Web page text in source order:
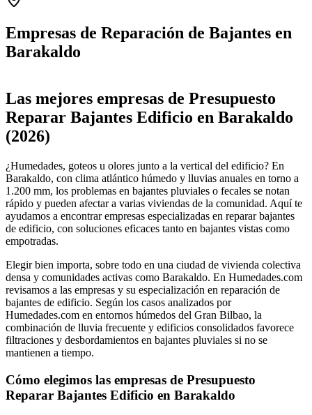
Empresas de Reparación de Bajantes en
Barakaldo
+
−
Las mejores empresas de Presupuesto
Reparar Bajantes Edificio en Barakaldo
(2026)
¿Humedades, goteos u olores junto a la vertical del edificio? En
Barakaldo, con clima atlántico húmedo y lluvias anuales en torno a
1.200 mm, los problemas en bajantes pluviales o fecales se notan
rápido y pueden afectar a varias viviendas de la comunidad. Aquí te
ayudamos a encontrar empresas especializadas en reparar bajantes
de edificio, con soluciones eficaces tanto en bajantes vistas como
empotradas.
Elegir bien importa, sobre todo en una ciudad de vivienda colectiva
densa y comunidades activas como Barakaldo. En Humedades.com
revisamos a las empresas y su especialización en reparación de
bajantes de edificio. Según los casos analizados por
Humedades.com en entornos húmedos del Gran Bilbao, la
combinación de lluvia frecuente y edificios consolidados favorece
filtraciones y desbordamientos en bajantes pluviales si no se
mantienen a tiempo.
Cómo elegimos las empresas de Presupuesto
Reparar Bajantes Edificio en Barakaldo